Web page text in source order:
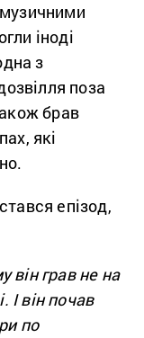
музичними
іноді
з
поза
брав
які
епізод,
він грав не на
І він почав
по